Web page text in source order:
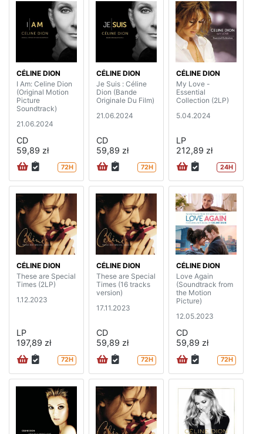
CÉLINE DION
I Am: Celine Dion
(Original Motion
Picture
Soundtrack)
21.06.2024
CD
59,89 zł
72H
CÉLINE DION
Je Suis : Céline
Dion (Bande
Originale Du Film)
21.06.2024
CD
59,89 zł
72H
CÉLINE DION
My Love -
Essential
Collection (2LP)
5.04.2024
LP
212,89 zł
24H
CÉLINE DION
These are Special
Times (2LP)
1.12.2023
LP
197,89 zł
72H
CÉLINE DION
These are Special
Times (16 tracks
version)
17.11.2023
CD
59,89 zł
72H
CÉLINE DION
Love Again
(Soundtrack from
the Motion
Picture)
12.05.2023
CD
59,89 zł
72H